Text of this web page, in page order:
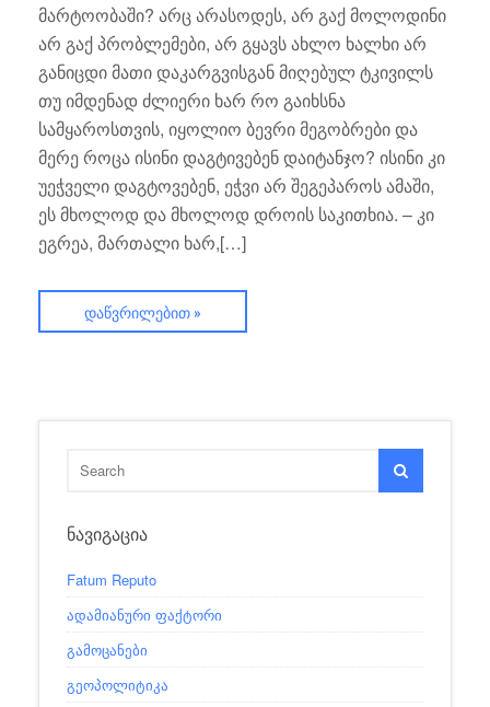
მარტოობაში? არც არასოდეს, არ გაქ მოლოდინი
არ გაქ პრობლემები, არ გყავს ახლო ხალხი არ
განიცდი მათი დაკარგვისგან მიღებულ ტკივილს
თუ იმდენად ძლიერი ხარ რო გაიხსნა
სამყაროსთვის, იყოლიო ბევრი მეგობრები და
მერე როცა ისინი დაგტივებენ დაიტანჯო? ისინი კი
უეჭველი დაგტოვებენ, ეჭვი არ შეგეპაროს ამაში,
ეს მხოლოდ და მხოლოდ დროის საკითხია. – კი
ეგრეა, მართალი ხარ,[…]
ᲓᲐᲬᲕᲠᲘᲚᲔᲑᲘᲗ »
ᲜᲐᲕᲘᲒᲐᲪᲘᲐ
Fatum Reputo
ადამიანური ფაქტორი
გამოცანები
გეოპოლიტიკა